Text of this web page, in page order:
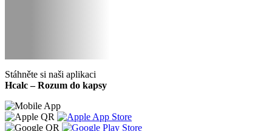
Stáhněte si naši aplikaci
Hcalc – Rozum do kapsy